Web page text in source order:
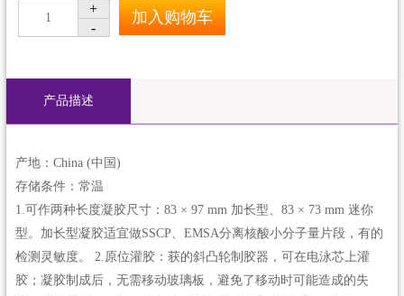
1
+
-
加入购物车
产品描述
产地：China (中国)
存储条件：常温
1.可作两种长度凝胶尺寸：83 × 97 mm 加长型、83 × 73 mm 迷你
型。加长型凝胶适宜做SSCP、EMSA分离核酸小分子量片段，有的
检测灵敏度。 2.原位灌胶：获的斜凸轮制胶器，可在电泳芯上灌
胶；凝胶制成后，无需移动玻璃板，避免了移动时可能造成的失